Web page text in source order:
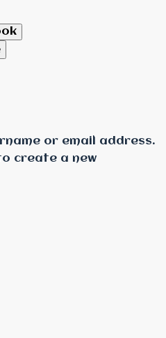
or email address.
create a new